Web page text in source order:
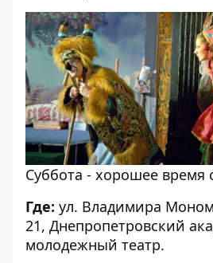
Суббота - хорошее время
Где: ул. Владимира
21, Днепропетровский
молодежный театр.